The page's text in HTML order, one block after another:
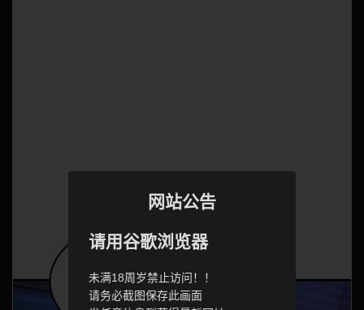
网站公告
请用谷歌浏览器
未满18周岁禁止访问！！
请务必截图保存此画面